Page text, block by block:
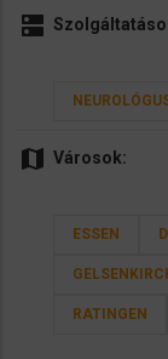
dns
map Városok:
ESSEN
RATINGEN